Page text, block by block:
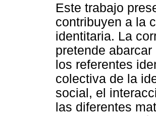
Este trabajo
contribuyen a la
identitaria. La
pretende
los referentes
colectiva de la
social, el
las diferentes